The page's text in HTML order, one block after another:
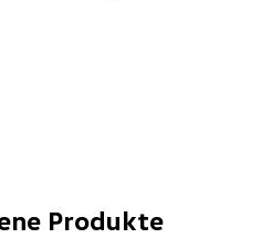
Produkte